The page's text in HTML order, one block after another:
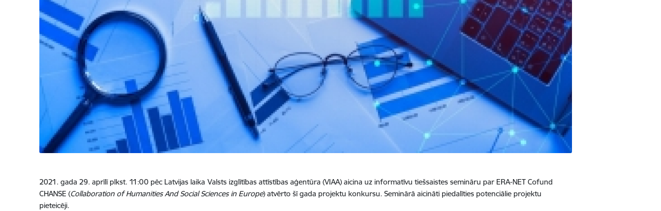
2021. gada 29. aprīlī plkst. 11:00 pēc Latvijas laika Valsts izglītības attīstības aģentūra (VIAA) aicina uz informatīvu tiešsaistes semināru par ERA-NET Cofund
CHANSE (Collaboration of Humanities And Social Sciences in Europe) atvērto šī gada projektu konkursu. Seminārā aicināti piedalīties potenciālie projektu
pieteicēji.